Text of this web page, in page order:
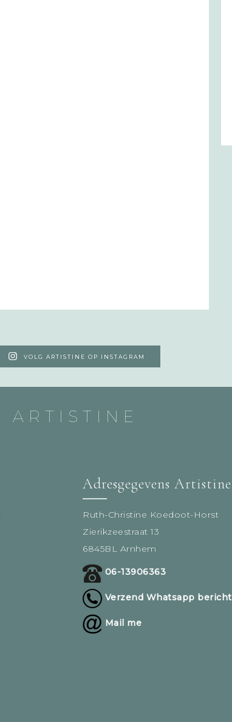
VOLG ARTISTINE OP INSTAGRAM
ARTISTINE
Adresgegevens Artistine
Ruth-Christine Koedoot-Horst
Zierikzeestraat 13
6845BL Arnhem
06-13906363
Verzend Whatsapp bericht
Mail me